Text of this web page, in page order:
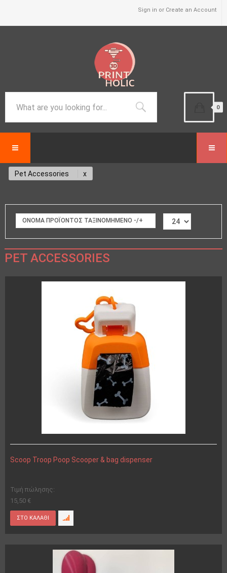
Sign in or Create an Account
0
Pet Accessories
ΟΝΟΜΑ ΠΡΟΪΌΝΤΟΣ ΤΑΞΙΝΟΜΗΜΈΝΟ -/+
PET ACCESSORIES
Scoop Troop Poop Scooper & bag dispenser
Τιμή πώλησης:
15,50 €